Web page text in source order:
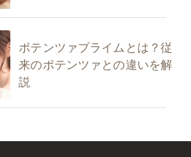
ポテンツァプライムとは？従
来のポテンツァとの違いを解
説